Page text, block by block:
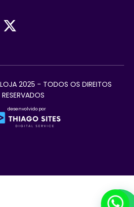
2025 - TODOS OS DIREITOS
RESERVADOS
desenvolvido por